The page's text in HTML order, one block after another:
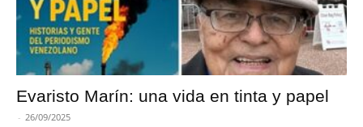
Evaristo Marín: una vida en tinta y papel
- 26/09/2025